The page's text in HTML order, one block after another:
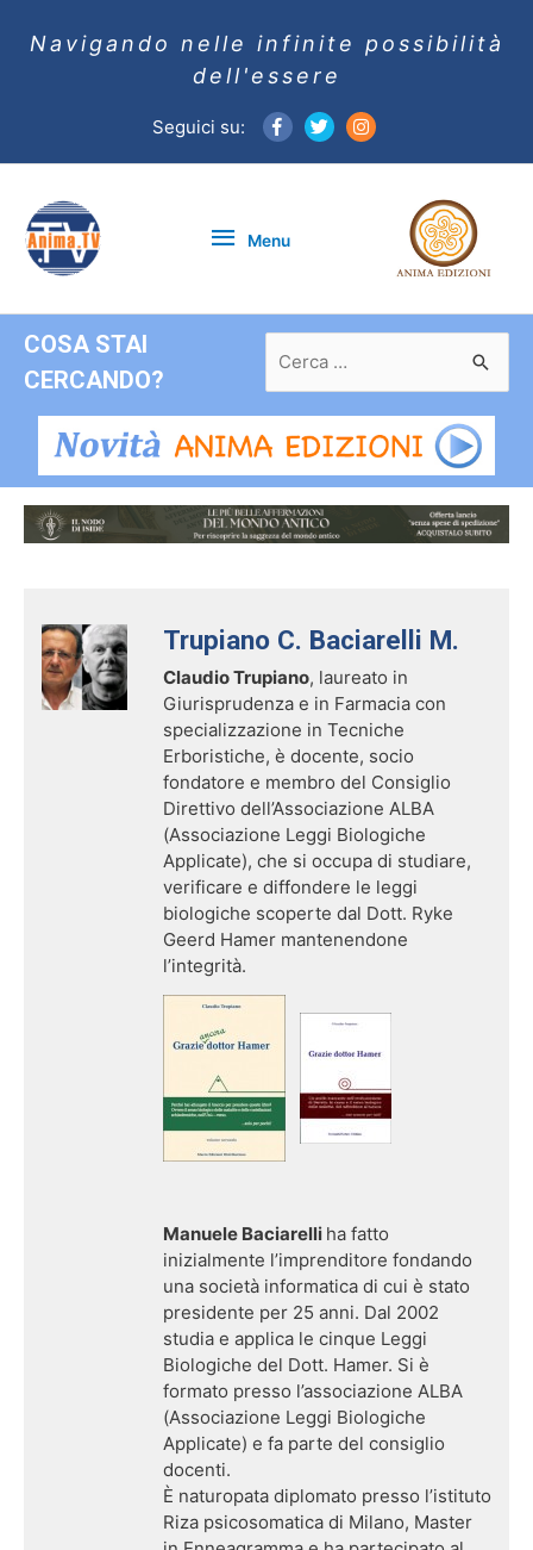
Navigando nelle infinite possibilità
dell'essere
Seguici su:
Menu
COSA STAI
CERCANDO?
per:
Trupiano C. Baciarelli M.
Claudio Trupiano, laureato in
Giurisprudenza e in Farmacia con
specializzazione in Tecniche
Erboristiche, è docente, socio
fondatore e membro del Consiglio
Direttivo dell’Associazione ALBA
(Associazione Leggi Biologiche
Applicate), che si occupa di studiare,
verificare e diffondere le leggi
biologiche scoperte dal Dott. Ryke
Geerd Hamer mantenendone
l’integrità.
Manuele Baciarelli ha fatto
inizialmente l’imprenditore fondando
una società informatica di cui è stato
presidente per 25 anni. Dal 2002
studia e applica le cinque Leggi
Biologiche del Dott. Hamer. Si è
formato presso l’associazione ALBA
(Associazione Leggi Biologiche
Applicate) e fa parte del consiglio
docenti.
È naturopata diplomato presso l’istituto
Riza psicosomatica di Milano, Master